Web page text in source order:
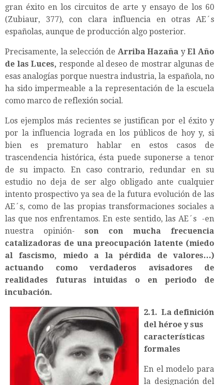
gran éxito en los circuitos de arte y ensayo de los 60
(Zubiaur, 377), con clara influencia en otras AE´s
españolas, aunque de producción algo posterior.
Precisamente, la selección de Arriba Hazaña yEl Año
de las Luces, responde al deseo de mostrar algunas de
esas analogías porque nuestra industria, la española, no
ha sido impermeable a la representación de la escuela
como marco de reflexión social.
Los ejemplos más recientes se justifican por el éxito y
por la influencia lograda en los públicos de hoy y, si
bien es prematuro hablar en estos casos de
trascendencia histórica, ésta puede suponerse a tenor
de su impacto. En caso contrario, redundar en su
estudio no deja de ser algo obligado ante cualquier
intento prospectivo ya sea de la futura evolución de las
AE´s, como de las propias transformaciones sociales a
las que nos enfrentamos. En este sentido, las AE´s -en
nuestra opinión- son con mucha frecuencia
catalizadoras de una preocupación latente (miedo
al fascismo, miedo a la pérdida de valores…)
actuando como verdaderos avisadores de
realidades futuras intuidas o en periodo de
incubación.
2.1. La definición
del héroe y sus
características
formales
En el modelo para
la designación del